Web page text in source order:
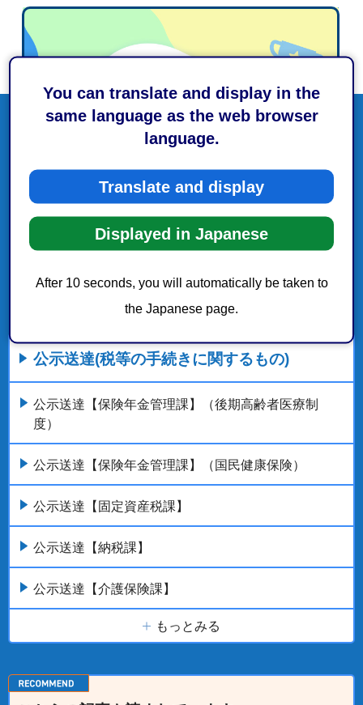
You can translate and display in the
same language as the web browser
language.
Translate and display
Displayed in Japanese
After 10 seconds, you will automatically be taken to
the Japanese page.
公示送達(税等の手続きに関するもの)
公示送達【保険年金管理課】（後期高齢者医療制
度）
公示送達【保険年金管理課】（国民健康保険）
公示送達【固定資産税課】
公示送達【納税課】
公示送達【介護保険課】
もっとみる